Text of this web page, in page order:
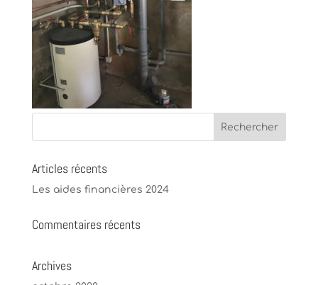
Articles récents
Les aides financières 2024
Commentaires récents
Archives